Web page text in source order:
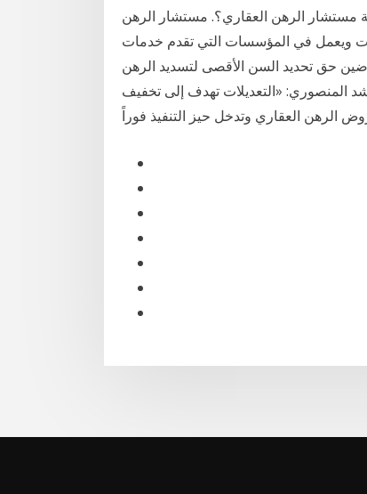
مستشار الرهن العقاري؟. مستشار الرهن
ويعمل في المؤسسات التي تقدم خدمات
حق تحديد السن الأقصى لتسديد الرهن
«التعديلات تهدف إلى تخفيف